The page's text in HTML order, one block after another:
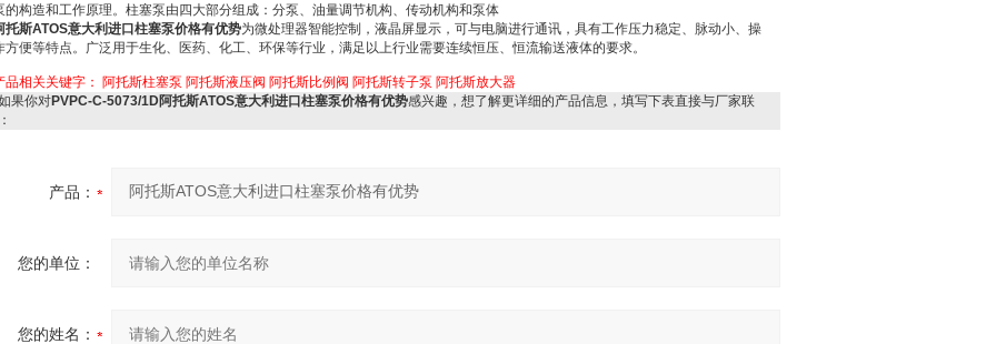
的构造和工作原理。柱塞泵由四大部分组成：分泵、油量调节机构、传动机构和泵体
托斯ATOS意大利进口柱塞泵价格有优势为微处理器智能控制，液晶屏显示，可与电脑进行通讯，具有工作压力稳定、脉动小、操
方便等特点。广泛用于生化、医药、化工、环保等行业，满足以上行业需要连续恒压、恒流输送液体的要求。
品相关关键字： 阿托斯柱塞泵 阿托斯液压阀 阿托斯比例阀 阿托斯转子泵 阿托斯放大器
你对PVPC-C-5073/1D阿托斯ATOS意大利进口柱塞泵价格有优势感兴趣，想了解更详细的产品信息，填写下表直接与厂家联
产品：
您的单位：
您的姓名：